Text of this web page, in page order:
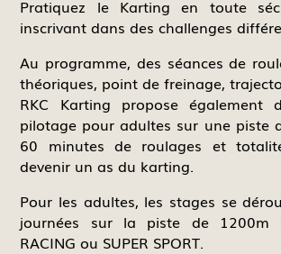
Pratiquez le Karting en toute
inscrivant dans des challenges
Au programme, des séances de
théoriques, point de freinage,
RKC Karting propose également
pilotage pour adultes sur une piste
60 minutes de roulages et
devenir un as du karting.
Pour les adultes, les stages se
journées sur la piste de 1200m
RACING ou SUPER SPORT.